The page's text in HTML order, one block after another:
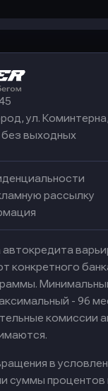
ул. Коминтерна,
без выходных
рассылку
автокредита
конкретного
- 96
комиссии
в
суммы процентов